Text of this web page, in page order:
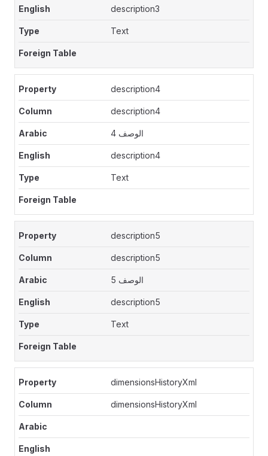
description3
Text
description4
description4
الوصف 4
description4
Text
description5
description5
الوصف 5
description5
Text
dimensionsHistoryXml
dimensionsHistoryXml